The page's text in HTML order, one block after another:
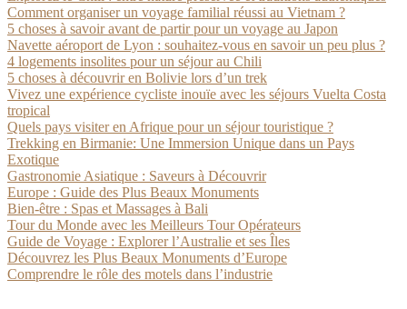
Comment organiser un voyage familial réussi au Vietnam ?
5 choses à savoir avant de partir pour un voyage au Japon
Navette aéroport de Lyon : souhaitez-vous en savoir un peu plus ?
4 logements insolites pour un séjour au Chili
5 choses à découvrir en Bolivie lors d’un trek
Vivez une expérience cycliste inouïe avec les séjours Vuelta Costa
tropical
Quels pays visiter en Afrique pour un séjour touristique ?
Trekking en Birmanie: Une Immersion Unique dans un Pays
Exotique
Gastronomie Asiatique : Saveurs à Découvrir
Europe : Guide des Plus Beaux Monuments
Bien-être : Spas et Massages à Bali
Tour du Monde avec les Meilleurs Tour Opérateurs
Guide de Voyage : Explorer l’Australie et ses Îles
Découvrez les Plus Beaux Monuments d’Europe
Comprendre le rôle des motels dans l’industrie